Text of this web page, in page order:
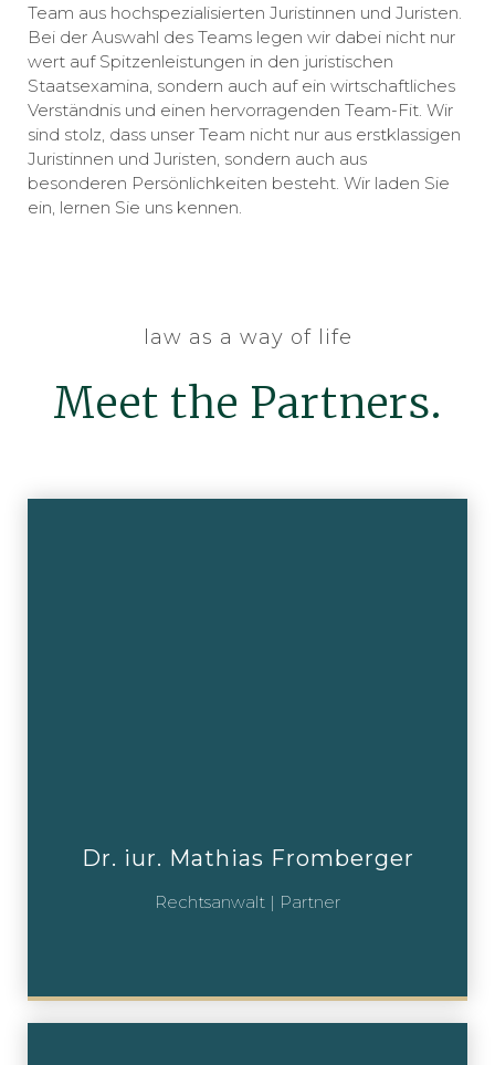
Team aus hochspezialisierten Juristinnen und Juristen.
Bei der Auswahl des Teams legen wir dabei nicht nur
wert auf Spitzenleistungen in den juristischen
Staatsexamina, sondern auch auf ein wirtschaftliches
Verständnis und einen hervorragenden Team-Fit. Wir
sind stolz, dass unser Team nicht nur aus erstklassigen
Juristinnen und Juristen, sondern auch aus
besonderen Persönlichkeiten besteht. Wir laden Sie
ein, lernen Sie uns kennen.
law as a way of life
Meet the Partners.
Dr. iur. Mathias Fromberger
Rechtsanwalt | Partner